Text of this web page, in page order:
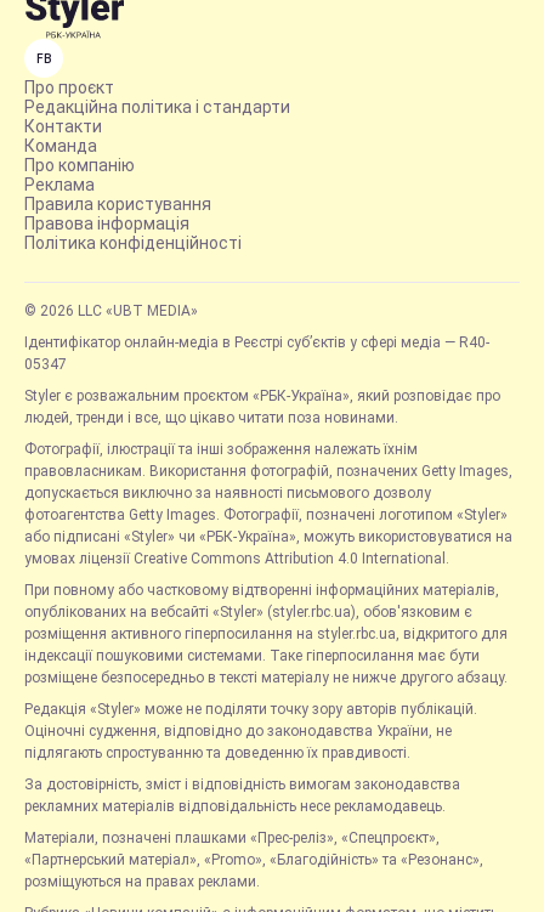
FB
Про проєкт
Редакційна політика і стандарти
Контакти
Команда
Про компанію
Реклама
Правила користування
Правова інформація
Політика конфіденційності
© 2026 LLC «UBT MEDIA»
Ідентифікатор онлайн-медіа в Реєстрі суб’єктів у сфері медіа — R40-
05347
Styler є розважальним проєктом «РБК-Україна», який розповідає про
людей, тренди і все, що цікаво читати поза новинами.
Фотографії, ілюстрації та інші зображення належать їхнім
правовласникам. Використання фотографій, позначених Getty Images,
допускається виключно за наявності письмового дозволу
фотоагентства Getty Images. Фотографії, позначені логотипом «Styler»
або підписані «Styler» чи «РБК-Україна», можуть використовуватися на
умовах ліцензії Creative Commons Attribution 4.0 International.
При повному або частковому відтворенні інформаційних матеріалів,
опублікованих на вебсайті «Styler» (styler.rbc.ua), обов'язковим є
розміщення активного гіперпосилання на styler.rbc.ua, відкритого для
індексації пошуковими системами. Таке гіперпосилання має бути
розміщене безпосередньо в тексті матеріалу не нижче другого абзацу.
Редакція «Styler» може не поділяти точку зору авторів публікацій.
Оціночні судження, відповідно до законодавства України, не
підлягають спростуванню та доведенню їх правдивості.
За достовірність, зміст і відповідність вимогам законодавства
рекламних матеріалів відповідальність несе рекламодавець.
Матеріали, позначені плашками «Прес-реліз», «Спецпроєкт»,
«Партнерський матеріал», «Promo», «Благодійність» та «Резонанс»,
розміщуються на правах реклами.